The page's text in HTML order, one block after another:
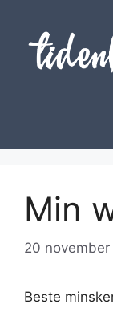
content
Min
20 november
Beste